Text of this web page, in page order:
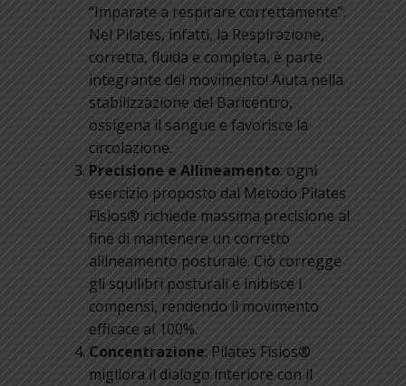
“Imparate a respirare correttamente”.
Nel Pilates, infatti, la Respirazione,
corretta, fluida e completa, è parte
integrante del movimento! Aiuta nella
stabilizzazione del Baricentro,
ossigena il sangue e favorisce la
circolazione.
Precisione e Allineamento: ogni
esercizio proposto dal Metodo Pilates
Fisios® richiede massima precisione al
fine di mantenere un corretto
allineamento posturale. Ciò corregge
gli squilibri posturali e inibisce i
compensi, rendendo il movimento
efficace al 100%.
Concentrazione: Pilates Fisios®
migliora il dialogo interiore con il